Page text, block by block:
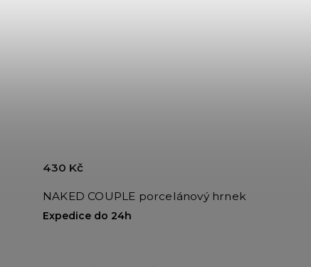
NAKED COUPLE porcelánový hrnek
Expedice do 24h
430 Kč